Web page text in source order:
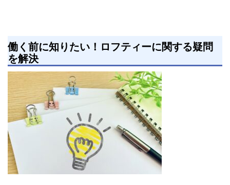
働く前に知りたい！ロフティーに関する疑問
を解決